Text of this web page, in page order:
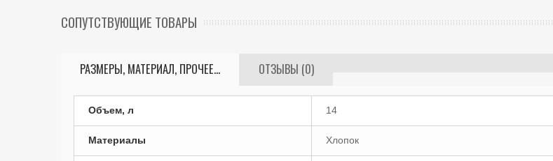
СОПУТСТВУЮЩИЕ ТОВАРЫ
РАЗМЕРЫ, МАТЕРИАЛ, ПРОЧЕЕ... ОТЗЫВЫ (0)
Объем, л 14
Материалы Хлопок